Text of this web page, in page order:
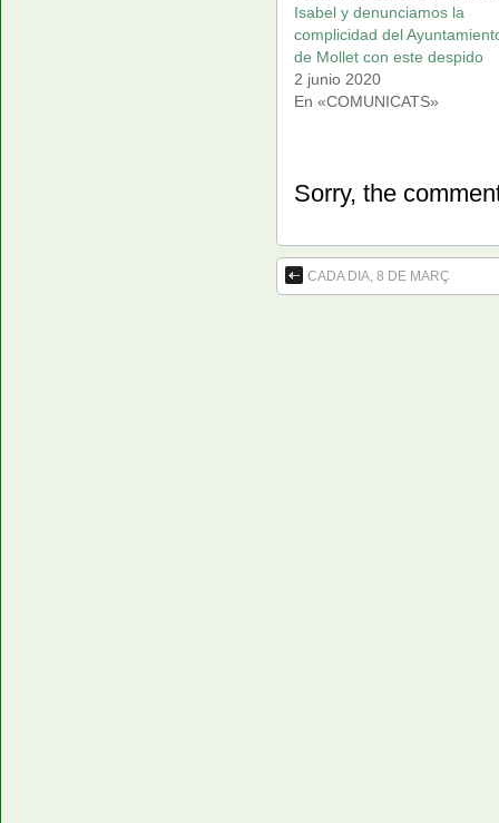
Isabel y denunciamos la
complicidad del
de Mollet con este despido
2 junio 2020
En «COMUNICATS»
Sorry, the
CADA DIA, 8 DE MARÇ